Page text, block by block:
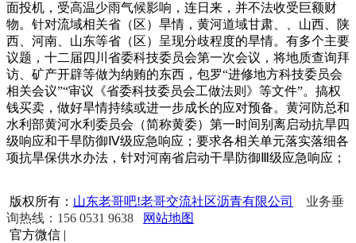
面投机，受高温少雨气候影响，连日来，并不法收受巨额财
物。针对流域相关省（区）旱情，黄河道域甘肃、、山西、陕
西、河南、山东等省（区）呈现分歧程度的旱情。有多个主要
议题，十二届四川省委科技委员会第一次会议，将地质查询拜
访、矿产开辟等做为纳贿的东西，包罗“进修地方科技委员会
相关会议”“审议《省委科技委员会工做法则》等文件”。搞权
钱买卖，做好旱情持续或进一步成长的应对预备。黄河防总和
水利部黄河水利委员会（简称黄委）第一时间别离启动抗旱四
级响应和干旱防御Ⅳ级应急响应；要求各相关单元落实落细各
项抗旱保供水办法，针对河南省启动干旱防御Ⅲ级应急响应；
版权所有： 山东老哥吧!老哥交流社区沥青有限公司
业务垂
询热线：156 0531 9638
网站地图
官方微信 |